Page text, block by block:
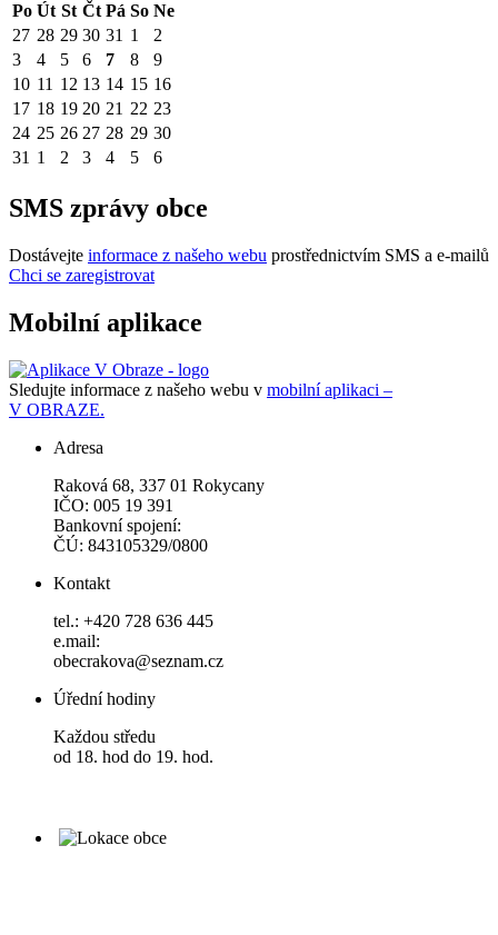
Po Út St Čt Pá So Ne
27 28 29 30 31 1
2
3
4 5 6 7 8
9
10 11 12 13 14 15 16
17 18 19 20 21 22 23
24 25 26 27 28 29 30
31 1 2 3 4 5 6
SMS zprávy obce
Dostávejte informace z našeho webu prostřednictvím SMS a e-mailů
Chci se zaregistrovat
Mobilní aplikace
Sledujte informace z našeho webu v mobilní aplikaci –
V OBRAZE.
Adresa
Raková 68, 337 01 Rokycany
IČO: 005 19 391
Bankovní spojení:
ČÚ: 843105329/0800
Kontakt
tel.: +420 728 636 445
e.mail:
obecrakova@seznam.cz
Úřední hodiny
Každou středu
od 18. hod do 19. hod.